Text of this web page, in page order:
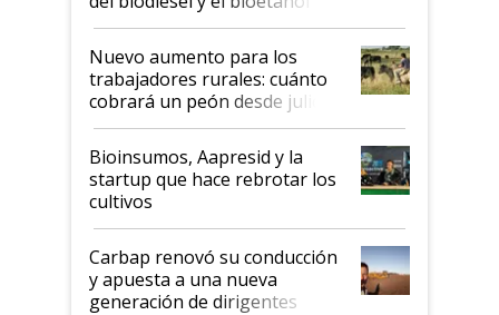
Nuevo aumento para los
trabajadores rurales: cuánto
cobrará un peón desde julio
Bioinsumos, Aapresid y la
startup que hace rebrotar los
cultivos
Carbap renovó su conducción
y apuesta a una nueva
generación de dirigentes